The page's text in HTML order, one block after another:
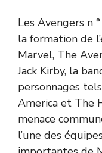
Les Avengers n
la formation de
Marvel, The
Jack Kirby, la
personnages
America et The
menace
l’une des